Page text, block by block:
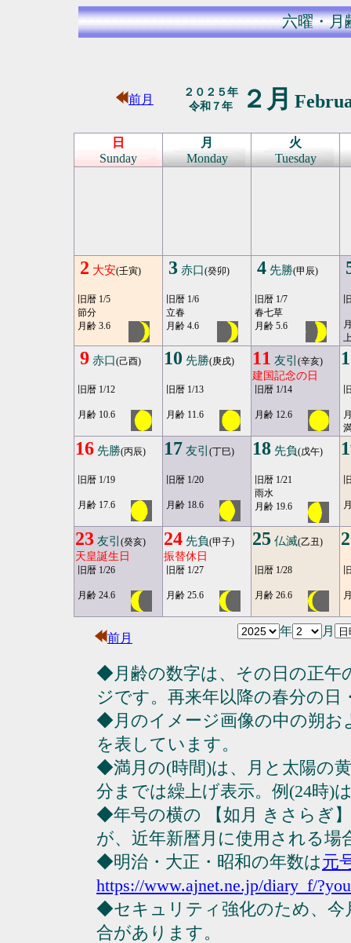
六曜・月
前月
２０２５年
令和７年
２月
日
Sunday
月
Monday
火
Tuesday
2 大安(壬寅)
旧暦 1/5
節分
月齢 3.6
3 赤口(癸卯)
旧暦 1/6
立春
月齢 4.6
4 先勝(甲辰)
旧暦 1/7
春七草
月齢 5.6
9 赤口(己酉)
旧暦 1/12
月齢 10.6
10 先勝(庚戌)
旧暦 1/13
月齢 11.6
11 友引 (辛亥)
建国記念の日
旧暦 1/14
月齢 12.6
16 先勝(丙辰)
旧暦 1/19
月齢 17.6
17 友引 (丁巳)
旧暦 1/20
月齢 18.6
18 先負(戊午)
旧暦 1/21
雨水
月齢 19.6
23 友引 (癸亥)
天皇誕生日
旧暦 1/26
月齢 24.6
24 先負(甲子)
振替休日
旧暦 1/27
月齢 25.6
25 仏滅(乙丑)
旧暦 1/28
月齢 26.6
前月
年 月
◆月齢の数字は、その日の正午
ジです。再来年以降の春分の日
◆月のイメージ画像の中の朔
を表しています。
◆満月の(時間)は、月と太陽の
分までは繰上げ表示。例(24時)
◆年号の横の 【如月 きさらぎ
が、近年新暦月に使用される場
◆明治・大正・昭和の年数は元
https://www.ajnet.ne.jp/diary_f/
◆セキュリティ強化のため、今
合があります。